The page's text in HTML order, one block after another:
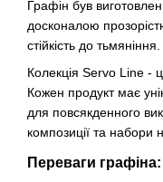
Графін був
досконалою
стійкість до тьмяніння.
Колекція Servo Line -
Кожен продукт має
для повсякденного
композиції та набори
Переваги графiна: